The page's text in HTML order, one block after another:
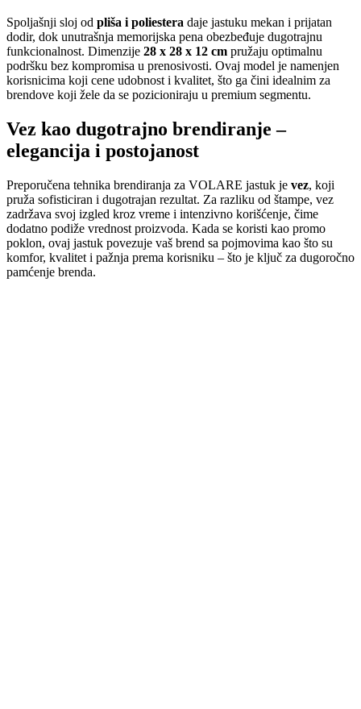
Spoljašnji sloj od pliša i poliestera daje jastuku mekan i prijatan
dodir, dok unutrašnja memorijska pena obezbeđuje dugotrajnu
funkcionalnost. Dimenzije 28 x 28 x 12 cm pružaju optimalnu
podršku bez kompromisa u prenosivosti. Ovaj model je namenjen
korisnicima koji cene udobnost i kvalitet, što ga čini idealnim za
brendove koji žele da se pozicioniraju u premium segmentu.
Vez kao dugotrajno brendiranje –
elegancija i postojanost
Preporučena tehnika brendiranja za VOLARE jastuk je vez, koji
pruža sofisticiran i dugotrajan rezultat. Za razliku od štampe, vez
zadržava svoj izgled kroz vreme i intenzivno korišćenje, čime
dodatno podiže vrednost proizvoda. Kada se koristi kao promo
poklon, ovaj jastuk povezuje vaš brend sa pojmovima kao što su
komfor, kvalitet i pažnja prema korisniku – što je ključ za dugoročno
pamćenje brenda.